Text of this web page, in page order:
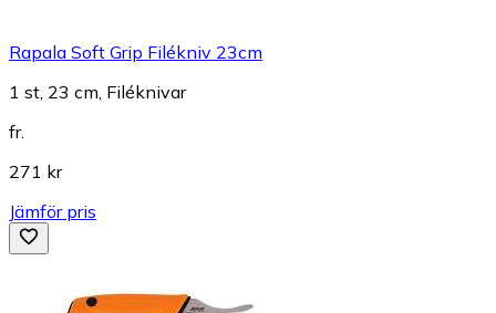
Rapala Soft Grip Filékniv 23cm
1 st, 23 cm, Filéknivar
fr.
271 kr
Jämför pris